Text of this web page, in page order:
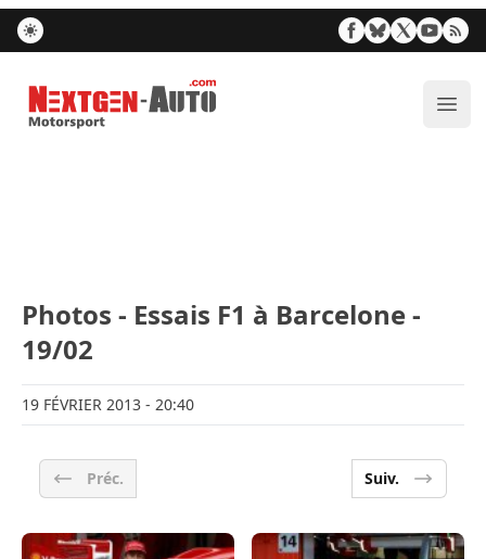
Nextgen-Auto.com
Photos - Essais F1 à Barcelone -
19/02
19 FÉVRIER 2013 - 20:40
Préc. Suiv.